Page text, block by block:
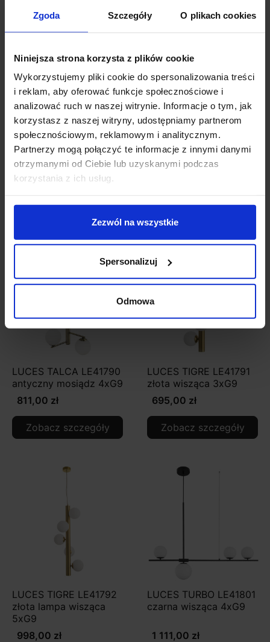
Zgoda Szczegóły O plikach cookies
Niniejsza strona korzysta z plików cookie
Wykorzystujemy pliki cookie do spersonalizowania treści
i reklam, aby oferować funkcje społecznościowe i
analizować ruch w naszej witrynie. Informacje o tym, jak
korzystasz z naszej witryny, udostępniamy partnerom
społecznościowym, reklamowym i analitycznym.
Partnerzy mogą połączyć te informacje z innymi danymi
otrzymanymi od Ciebie lub uzyskanymi podczas
korzystania z ich usług.
Zezwól na wszystkie
Spersonalizuj
Odmowa
średnica (mm): 450
max moc źródła: 5W
źródło w zestawie: Brak
kolor lampy: biały/antyczny mosiądz
materiał: metal/szkło
IP: 20
Szczegóły produktu
LUCES TALCA LE41790
antyczny mosiądz 4xG9
811,00 zł
Zobacz szczegóły
LUCES TIGRE LE41791
złota wisząca 3xG9
695,00 zł
Zobacz szczegóły
LUCES TIGRE LE41792
złota lampa wisząca
5xG9
998,00 zł
LUCES TURBO LE41801
czarna wisząca 4xG9
1 111,00 zł